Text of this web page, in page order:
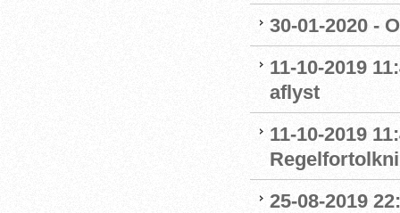
30-01-2020 -
11-10-2019
aflyst
11-10-2019
25-08-2019